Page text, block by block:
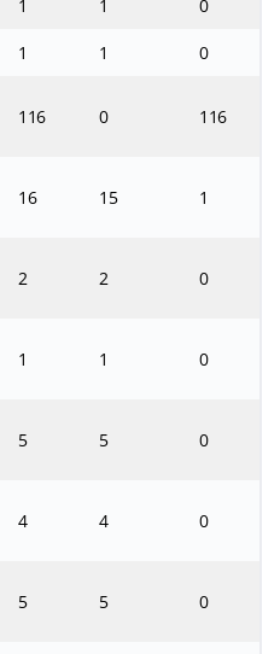
1 1 0
1 1 0
116 0 116
16 15 1
2 2 0
1 1 0
5 5 0
4 4 0
5 5 0